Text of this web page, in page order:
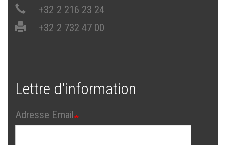
+32 2 216 23 24
+32 2 732 47 00
Lettre d'information
Adresse Email